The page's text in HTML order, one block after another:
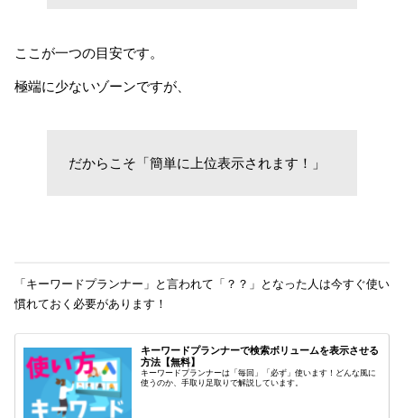
ここが一つの目安です。
極端に少ないゾーンですが、
だからこそ「簡単に上位表示されます！」
「キーワードプランナー」と言われて「？？」となった人は今すぐ使い
慣れておく必要があります！
キーワードプランナーで検索ボリュームを表示させる
方法【無料】
キーワードプランナーは「毎回」「必ず」使います！どんな風に
使うのか、手取り足取りで解説しています。